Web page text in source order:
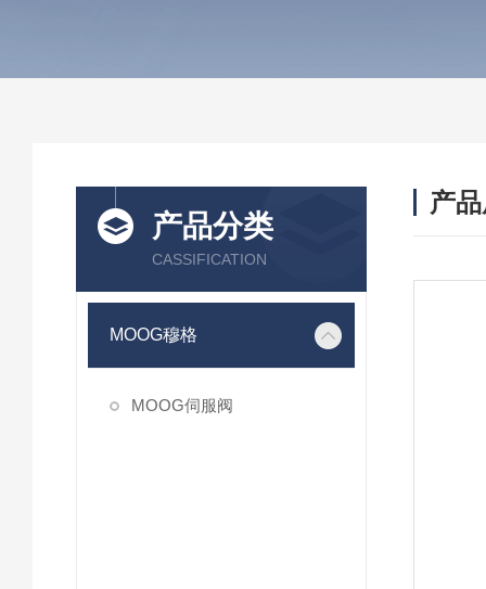
产品分类
CASSIFICATION
MOOG穆格
MOOG伺服阀
产